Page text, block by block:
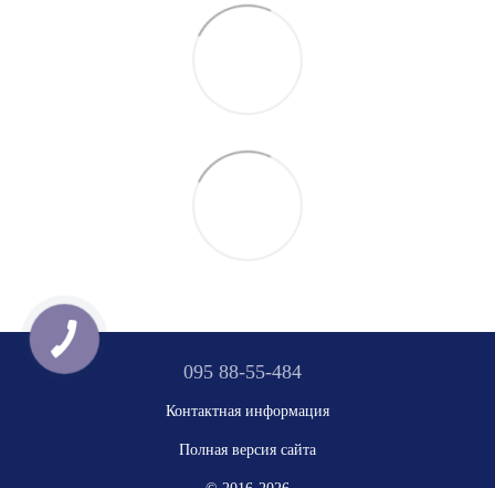
095 88-55-484
Контактная информация
Полная версия сайта